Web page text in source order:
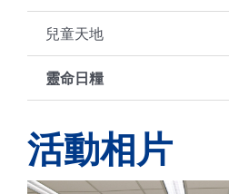
兒童天地
靈命日糧
活動相片